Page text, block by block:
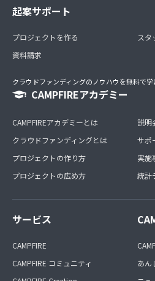
起案サポート
プロジェクトを作る
資料請求
スタ
クラウドファンディングのノウハウを無料で学
CAMPFIREアカデミー
CAMPFIREアカデミーとは
クラウドファンディングとは
プロジェクトの作り方
プロジェクトの広め方
説明
サポ
実施
統計
サービス
CAMPFIRE
CAMPFIRE コミュニティ
あん